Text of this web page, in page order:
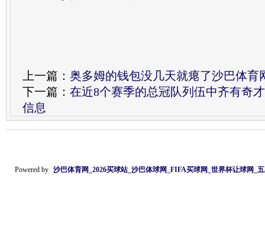
上一篇： 奥多姆的钱包没几天就瘪了沙巴体育
下一篇： 在近8个赛季的总冠队列伍中齐有奇
信息
Powered by 沙巴体育网_2026买球站_沙巴体球网_FIFA买球网_世界杯让球网_